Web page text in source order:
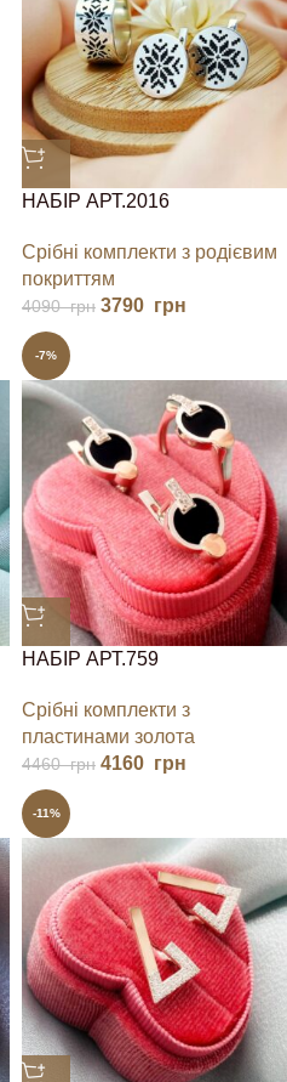
НАБІР АРТ.2016
Срібні комплекти з родієвим
покриттям
4090грн 3790 грн
-7%
НАБІР АРТ.759
Срібні комплекти з
пластинами золота
4460грн 4160 грн
-11%